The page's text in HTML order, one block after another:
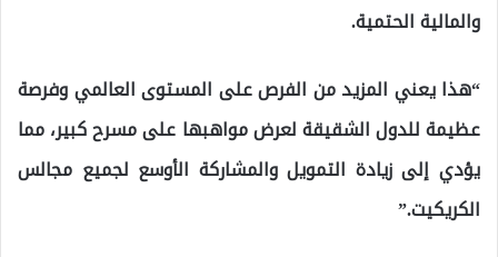
والمالية الحتمية.
“هذا يعني المزيد من الفرص على المستوى العالمي وفرصة
عظيمة للدول الشقيقة لعرض مواهبها على مسرح كبير، مما
يؤدي إلى زيادة التمويل والمشاركة الأوسع لجميع مجالس
الكريكيت.”